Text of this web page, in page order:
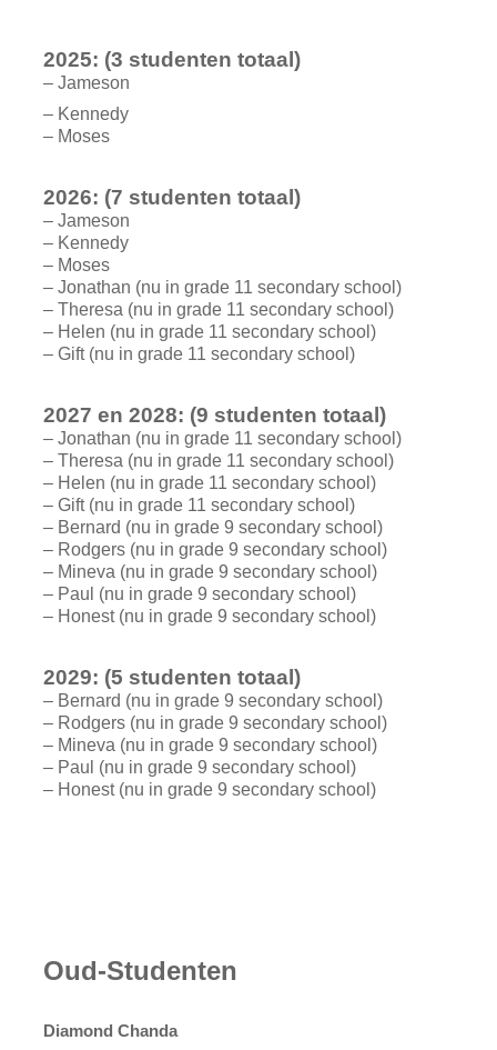
2025: (3 studenten totaal)
– Jameson
– Kennedy
– Moses
2026: (7 studenten totaal)
– Jameson
– Kennedy
– Moses
– Jonathan (nu in grade 11 secondary school)
– Theresa (nu in grade 11 secondary school)
– Helen (nu in grade 11 secondary school)
– Gift (nu in grade 11 secondary school)
2027 en 2028: (9 studenten totaal)
– Jonathan (nu in grade 11 secondary school)
– Theresa (nu in grade 11 secondary school)
– Helen (nu in grade 11 secondary school)
– Gift (nu in grade 11 secondary school)
– Bernard (nu in grade 9 secondary school)
– Rodgers (nu in grade 9 secondary school)
– Mineva (nu in grade 9 secondary school)
– Paul (nu in grade 9 secondary school)
– Honest (nu in grade 9 secondary school)
2029: (5 studenten totaal)
– Bernard (nu in grade 9 secondary school)
– Rodgers (nu in grade 9 secondary school)
– Mineva (nu in grade 9 secondary school)
– Paul (nu in grade 9 secondary school)
– Honest (nu in grade 9 secondary school)
Oud-Studenten
Diamond Chanda